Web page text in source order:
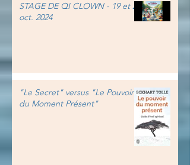
STAGE DE QI CLOWN - 19 et 20
oct. 2024
"Le Secret" versus "Le Pouvoir
du Moment Présent"